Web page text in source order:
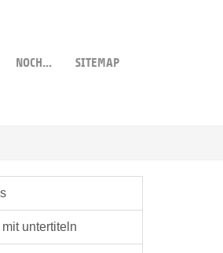
NOCH... SITEMAP
untertiteln